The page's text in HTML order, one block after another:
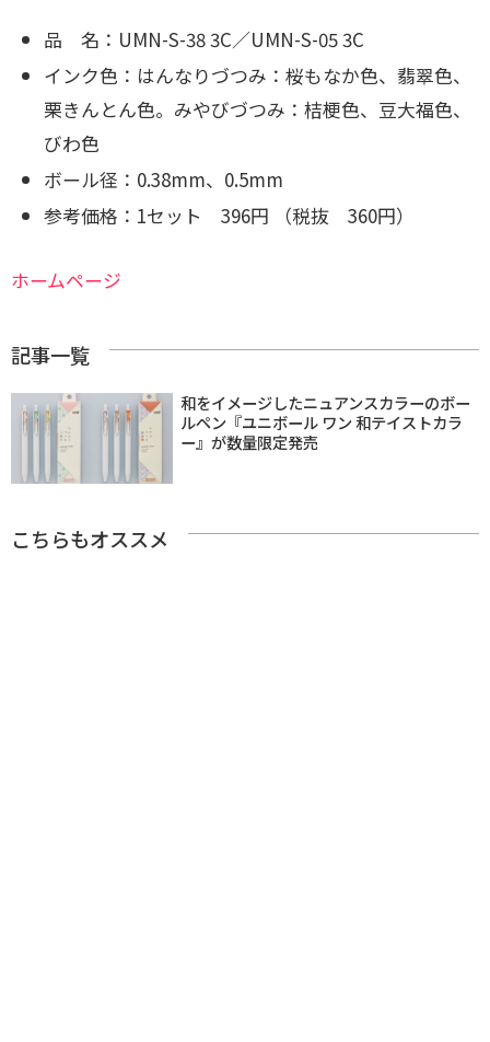
品 名：UMN-S-38 3C／UMN-S-05 3C
インク色：はんなりづつみ：桜もなか色、翡翠色、
栗きんとん色。 みやびづつみ：桔梗色、豆大福色、
びわ色
ボール径：0.38mm、0.5mm
参考価格：1セット 396円 （税抜 360円）
ホームページ
記事一覧
和をイメージしたニュアンスカラーのボー
ルペン『ユニボール ワン 和テイストカラ
ー』が数量限定発売
こちらもオススメ